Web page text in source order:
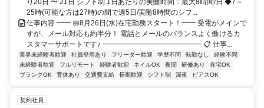
り20日 〜 21日 シフト制 1日あたりの実働時間：最大8時間/日 ◆7～
25時(可能な方は27時)の間で週5日/実働8時間のシフ...
仕事内容 ━━ 📅8月26日(水)在宅勤務スタート！━━ 受電がメインで
すが、メール対応も約半分！ 電話とメールのバランスよく働けるカ
スタマーサポートです♪ ━━━━━━━━━━━━━━ 📋 仕事...
業界未経験者歓迎 社員登用あり フリーター歓迎 学歴不問 転勤なし
経験不問
未経験者歓迎
フルリモート 経験者歓迎 ネイルOK 夜間 研修あり
在宅OK
ブランクOK
育休あり 交通費支給 長期歓迎 シフト制 深夜 ピアスOK
契約社員